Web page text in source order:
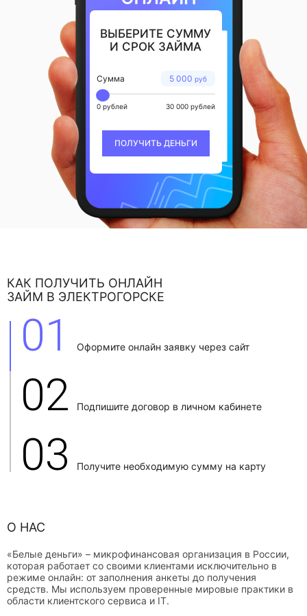
ВЫБЕРИТЕ СУММУ
И СРОК ЗАЙМА
5 000 руб
Сумма
0 рублей 30 000 рублей
ПОЛУЧИТЬ ДЕНЬГИ
КАК ПОЛУЧИТЬ ОНЛАЙН
ЗАЙМ В ЭЛЕКТРОГОРСКЕ
01 Оформите онлайн заявку через сайт
02 Подпишите договор в личном кабинете
03 Получите необходимую сумму на карту
О НАС
«Белые деньги» – микрофинансовая организация в России,
которая работает со своими клиентами исключительно в
режиме онлайн: от заполнения анкеты до получения
средств. Мы используем проверенные мировые практики в
области клиентского сервиса и IT.